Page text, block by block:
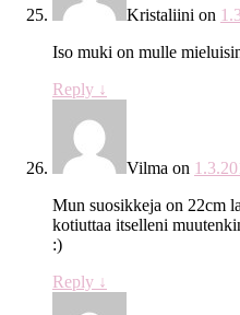
Kristaliini on
Iso muki on mulle
Reply ↓
Vilma on
Mun suosikkeja on 22cm
kotiuttaa itselleni
:)
Reply ↓